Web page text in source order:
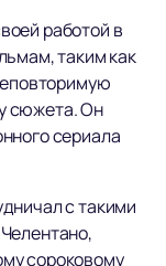
работой в
таким как
сюжета. Он
сериала
с такими
сороковому